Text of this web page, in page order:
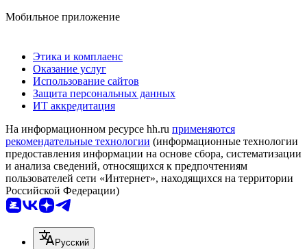
Мобильное приложение
Этика и комплаенс
Оказание услуг
Использование сайтов
Защита персональных данных
ИТ аккредитация
На информационном ресурсе hh.ru применяются
рекомендательные технологии (информационные технологии
предоставления информации на основе сбора, систематизации
и анализа сведений, относящихся к предпочтениям
пользователей сети «Интернет», находящихся на территории
Российской Федерации)
Русский